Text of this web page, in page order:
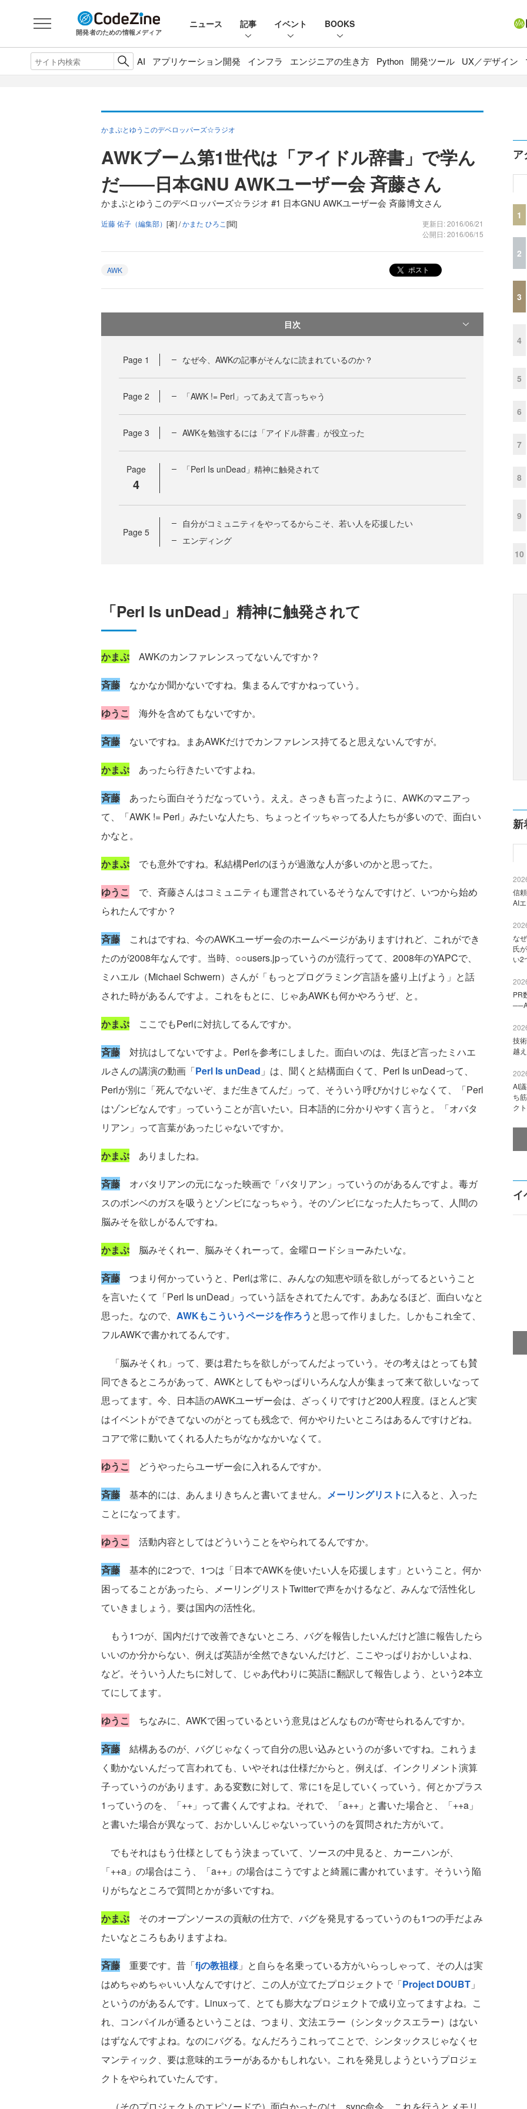
開発者のための情報メディア
ニュース 記事 イベント BOOKS
AI アプリケーション開発 インフラ エンジニアの生き方 Python 開発ツール UX／デザイン
かまぷとゆうこのデベロッパーズ☆ラジオ
AWKブーム第1世代は「アイドル辞書」で学ん
だ――日本GNU AWKユーザー会 斉藤さん
かまぷとゆうこのデベロッパーズ☆ラジオ #1 日本GNU AWKユーザー会 斉藤博文さん
近藤 佑子（編集部） [著] /かまた ひろこ[聞]
更新日: 2016/06/21
公開日: 2016/06/15
AWK ポスト
目次
Page 1 なぜ今、AWKの記事がそんなに読まれているのか？
Page 2 「AWK != Perl」ってあえて言っちゃう
Page 3 AWKを勉強するには「アイドル辞書」が役立った
Page
4
「Perl Is unDead」精神に触発されて
Page 5
自分がコミュニティをやってるからこそ、若い人を応援したい
エンディング
「Perl Is unDead」精神に触発されて
かまぷAWKのカンファレンスってないんですか？
斉藤 なかなか聞かないですね。集まるんですかねっていう。
ゆうこ 海外を含めてもないですか。
斉藤 ないですね。まあAWKだけでカンファレンス持てると思えないんですが。
かまぷあったら行きたいですよね。
斉藤 あったら面白そうだなっていう。ええ。さっきも言ったように、AWKのマニアっ
て、「AWK != Perl」みたいな人たち、ちょっとイッちゃってる人たちが多いので、面白い
かなと。
かまぷでも意外ですね。私結構Perlのほうが過激な人が多いのかと思ってた。
ゆうこ で、斉藤さんはコミュニティも運営されているそうなんですけど、いつから始め
られたんですか？
斉藤 これはですね、今のAWKユーザー会のホームページがありますけれど、これができ
たのが2008年なんです。当時、○○users.jpっていうのが流行ってて、2008年のYAPCで、
ミハエル（Michael Schwern）さんが「もっとプログラミング言語を盛り上げよう」と話
された時があるんですよ。これをもとに、じゃあAWKも何かやろうぜ、と。
かまぷここでもPerlに対抗してるんですか。
斉藤 対抗はしてないですよ。Perlを参考にしました。面白いのは、先ほど言ったミハエ
ルさんの講演の動画「Perl Is unDead 」は、聞くと結構面白くて、Perl Is unDeadって、
Perlが別に「死んでないぞ、まだ生きてんだ」って、そういう呼びかけじゃなくて、「Perl
はゾンビなんです」っていうことが言いたい。日本語的に分かりやすく言うと。「オバタ
リアン」って言葉があったじゃないですか。
かまぷありましたね。
斉藤 オバタリアンの元になった映画で「バタリアン」っていうのがあるんですよ。毒ガ
スのボンベのガスを吸うとゾンビになっちゃう。そのゾンビになった人たちって、人間の
脳みそを欲しがるんですね。
かまぷ脳みそくれー、脳みそくれーって。金曜ロードショーみたいな。
斉藤 つまり何かっていうと、Perlは常に、みんなの知恵や頭を欲しがってるということ
を言いたくて「Perl Is unDead」っていう話をされてたんです。ああなるほど、面白いなと
思った。なので、 AWKもこういうページを作ろう と思って作りました。しかもこれ全て、
フルAWKで書かれてるんです。
「脳みそくれ」って、要は君たちを欲しがってんだよっていう。その考えはとっても賛
同できるところがあって、AWKとしてもやっぱりいろんな人が集まって来て欲しいなって
思ってます。今、日本語のAWKユーザー会は、ざっくりですけど200人程度。ほとんど実
はイベントができてないのがとっても残念で、何かやりたいところはあるんですけどね。
コアで常に動いてくれる人たちがなかなかいなくて。
ゆうこ どうやったらユーザー会に入れるんですか。
斉藤 基本的には、あんまりきちんと書いてません。 メーリングリストに入ると、入った
ことになってます。
ゆうこ 活動内容としてはどういうことをやられてるんですか。
斉藤 基本的に2つで、1つは「日本でAWKを使いたい人を応援します」ということ。何か
困ってることがあったら、メーリングリストTwitterで声をかけるなど、みんなで活性化し
ていきましょう。要は国内の活性化。
もう1つが、国内だけで改善できないところ、バグを報告したいんだけど誰に報告したら
いいのか分からない、例えば英語が全然できないんだけど、ここやっぱりおかしいよね、
など。そういう人たちに対して、じゃあ代わりに英語に翻訳して報告しよう、という2本立
てにしてます。
ゆうこ ちなみに、AWKで困っているという意見はどんなものが寄せられるんですか。
斉藤 結構あるのが、バグじゃなくって自分の思い込みというのが多いですね。これうま
く動かないんだって言われても、いやそれは仕様だからと。例えば、インクリメント演算
子っていうのがあります。ある変数に対して、常に1を足していくっていう。何とかプラス
1っていうのを、「++」って書くんですよね。それで、「a++」と書いた場合と、「++a」
と書いた場合が異なって、おかしいんじゃないっていうのを質問された方がいて。
でもそれはもう仕様としてもう決まっていて、ソースの中見ると、カーニハンが、
「++a」の場合はこう、「a++」の場合はこうですよと綺麗に書かれています。そういう陥
りがちなところで質問とかが多いですね。
かまぷそのオープンソースの貢献の仕方で、バグを発見するっていうのも1つの手だよみ
たいなところもありますよね。
斉藤 重要です。昔「fjの教祖様」と自らを名乗っている方がいらっしゃって、その人は実
はめちゃめちゃいい人なんですけど、この人が立てたプロジェクトで「Project DOUBT 」
というのがあるんです。Linuxって、とても膨大なプロジェクトで成り立ってますよね。こ
れ、コンパイルが通るということは、つまり、文法エラー（シンタックスエラー）はない
はずなんですよね。なのにバグる。なんだろうこれってことで、シンタックスじゃなくセ
マンティック、要は意味的エラーがあるかもしれない。これを発見しようというプロジェ
クトをやられていたんです。
ア
1
2
3
4
5
6
7
8
9
10
新
信
AI
な
氏
い2
PR
技
越
AI
ち
ク
イ